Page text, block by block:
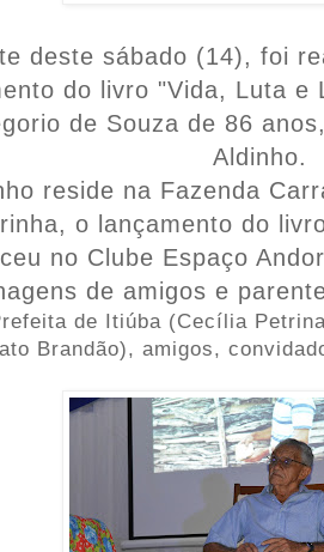
deste sábado (14), foi
do livro "Vida, Luta
de Souza de 86
Aldinho.
reside na Fazenda
o lançamento do
no Clube Espaço
de amigos e
de Itiúba (Cecília
Brandão), amigos,